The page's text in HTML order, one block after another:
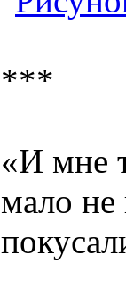
***
«И мне
мало не